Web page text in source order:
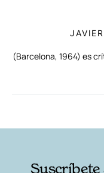
(Barcelona, 1964) es